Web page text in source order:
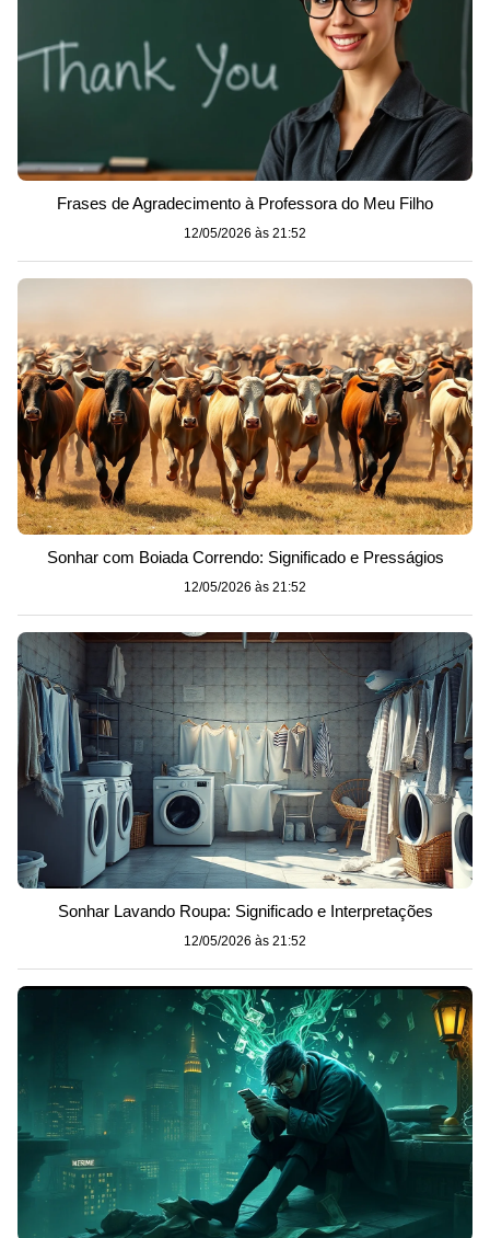
Frases de Agradecimento à Professora do Meu Filho
12/05/2026 às 21:52
Sonhar com Boiada Correndo: Significado e Presságios
12/05/2026 às 21:52
Sonhar Lavando Roupa: Significado e Interpretações
12/05/2026 às 21:52